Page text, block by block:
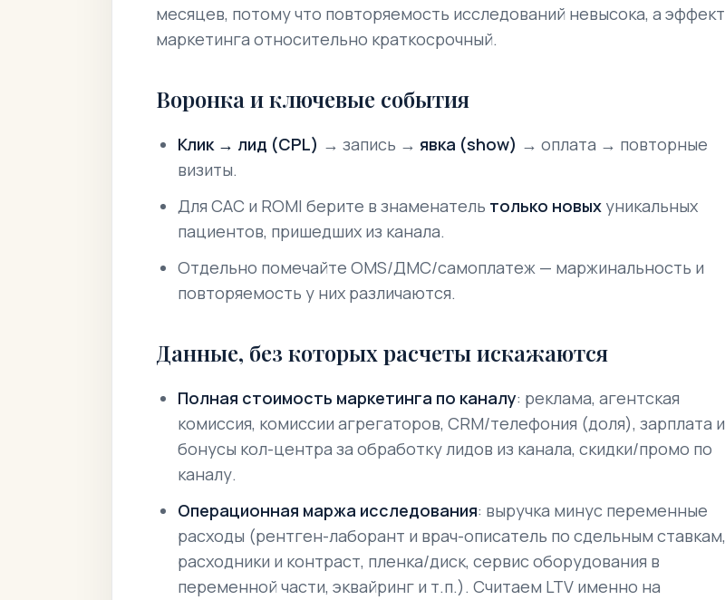
месяцев, потому что повторяемость исследований невысока, а эффект
маркетинга относительно краткосрочный.
Воронка и ключевые события
Клик → лид (CPL) → запись → явка (show) → оплата → повторные
визиты.
Для CAC и ROMI берите в знаменатель только новых уникальных
пациентов, пришедших из канала.
Отдельно помечайте OMS/ДМС/самоплатеж — маржинальность и
повторяемость у них различаются.
Данные, без которых расчеты искажаются
Полная стоимость маркетинга по каналу: реклама, агентская
комиссия, комиссии агрегаторов, CRM/телефония (доля), зарплата и
бонусы кол-центра за обработку лидов из канала, скидки/промо по
каналу.
Операционная маржа исследования: выручка минус переменные
расходы (рентген-лаборант и врач-описатель по сдельным ставкам,
расходники и контраст, пленка/диск, сервис оборудования в
переменной части, эквайринг и т.п.). Считаем LTV именно на